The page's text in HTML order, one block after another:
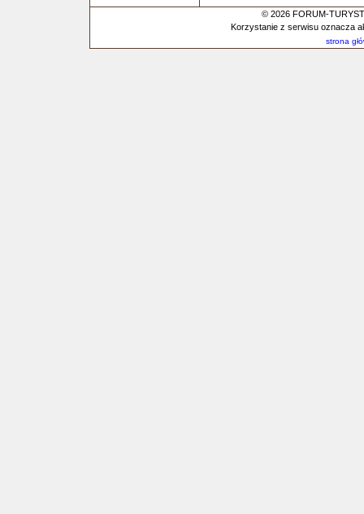
© 2026 FORUM-
Korzystanie z serwisu oznacza
strona